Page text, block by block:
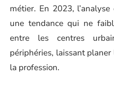
métier. En 2023,
une tendance qui ne
entre les centres
périphéries, laissant
la profession.